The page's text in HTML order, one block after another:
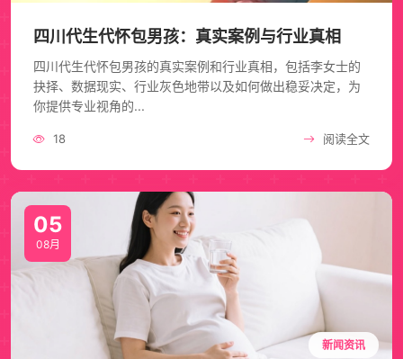
四川代生代怀包男孩：真实案例与行业真相
四川代生代怀包男孩的真实案例和行业真相，包括李女士的
抉择、数据现实、行业灰色地带以及如何做出稳妥决定，为
你提供专业视角的...
18 阅读全文
05
08月
新闻资讯